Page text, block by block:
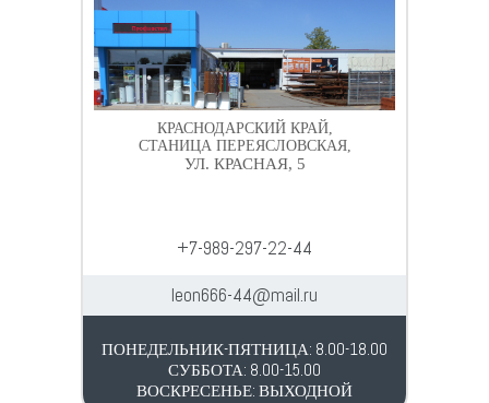
КРАСНОДАРСКИЙ КРАЙ,
СТАНИЦА ПЕРЕЯСЛОВСКАЯ,
УЛ. КРАСНАЯ, 5
+7-989-297-22-44
leon666-44@mail.ru
ПОНЕДЕЛЬНИК-ПЯТНИЦА: 8.00-18.00
СУББОТА: 8.00-15.00
ВОСКРЕСЕНЬЕ: ВЫХОДНОЙ